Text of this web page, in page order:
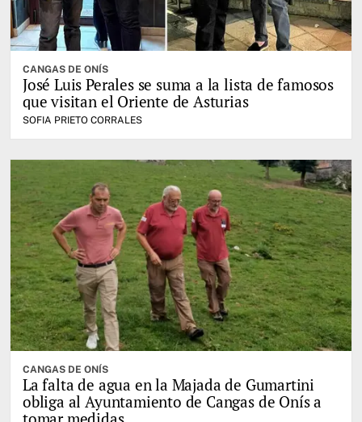
CANGAS DE ONÍS
José Luis Perales se suma a la lista de famosos
que visitan el Oriente de Asturias
SOFIA PRIETO CORRALES
CANGAS DE ONÍS
La falta de agua en la Majada de Gumartini
obliga al Ayuntamiento de Cangas de Onís a